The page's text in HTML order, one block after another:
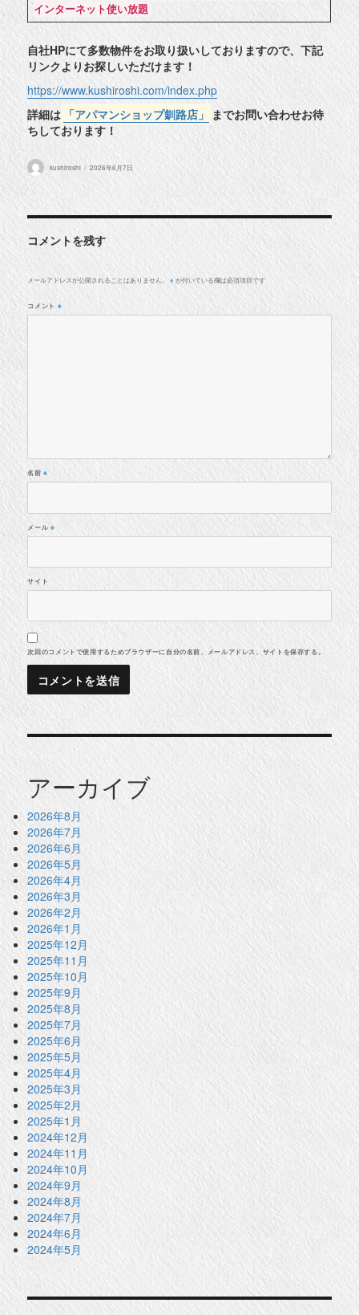
インターネット使い放題
自社HPにて多数物件をお取り扱いしておりますので、下記
リンクよりお探しいただけます！
https://www.kushiroshi.com/index.php
詳細は 「アパマンショップ釧路店」 までお問い合わせお待
ちしております！
投
kushiroshi
投
2026年6月7日
コメントを残す
メールアドレスが公開されることはありません。 ※ が付いている欄は必須項目です
コメント ※
名前※
メール ※
サイト
次回のコメントで使用するためブラウザーに自分の名前、メールアドレス、サイトを保存する。
アーカイブ
2026年8月
2026年7月
2026年6月
2026年5月
2026年4月
2026年3月
2026年2月
2026年1月
2025年12月
2025年11月
2025年10月
2025年9月
2025年8月
2025年7月
2025年6月
2025年5月
2025年4月
2025年3月
2025年2月
2025年1月
2024年12月
2024年11月
2024年10月
2024年9月
2024年8月
2024年7月
2024年6月
2024年5月